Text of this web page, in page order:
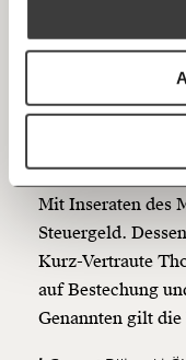
Ich spende
20€
60€
150€
Ich
und später das
Veruntreuung von
Belohnt für die
auch die Zeitung
Mit Inseraten des
Steuergeld.
Kurz-Vertraute
auf Bestechung
Genannten gilt